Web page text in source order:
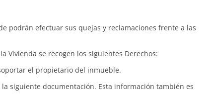
podrán efectuar sus quejas y reclamaciones frente a las
Vivienda se recogen los siguientes Derechos:
el propietario del inmueble.
siguiente documentación. Esta información también es